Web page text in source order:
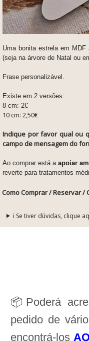
Uma bonita estrela em
(seja na árvore de Natal ou
Frase personalizável.
Existe em 2 versões:
8 cm: 2€
10 cm: 2,50€
Indique por favor qual ou
campo de mensagem do
Ao comprar está a apoiar
reverte para tratamentos
Como Comprar / Reservar /
ℹ️ Se tiver dúvidas, clique